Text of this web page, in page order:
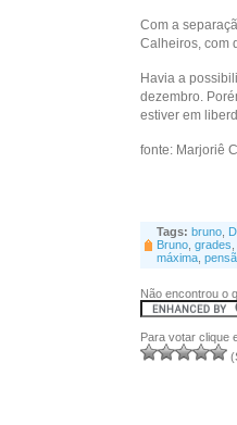
Com a
Calheiros, com
Havia a
dezembro.
estiver em
fonte: Marjoriê
Tags: bruno
Bruno grades
máxima
Não encontrou o
Para votar clique